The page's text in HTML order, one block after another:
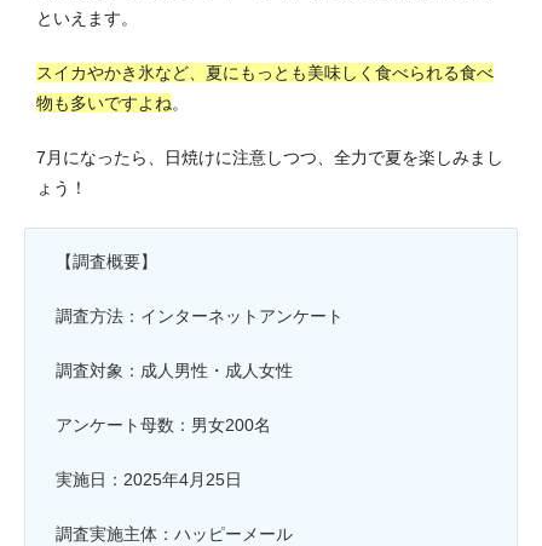
といえます。
スイカやかき氷など、夏にもっとも美味しく食べられる食べ
物も多いですよね。
7月になったら、日焼けに注意しつつ、全力で夏を楽しみまし
ょう！
【調査概要】
調査方法：インターネットアンケート
調査対象：成人男性・成人女性
アンケート母数：男女200名
実施日：2025年4月25日
調査実施主体：ハッピーメール